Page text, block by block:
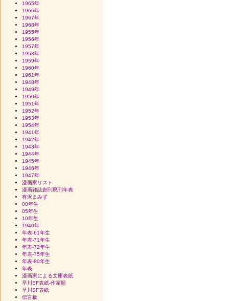
1965年
1966年
1967年
1968年
1955年
1956年
1957年
1958年
1959年
1960年
1961年
1948年
1949年
1950年
1951年
1952年
1953年
1954年
1941年
1942年
1943年
1944年
1945年
1946年
1947年
漫画家リスト
漫画雑誌創刊廃刊年表
有沢まみず
00年生
05年生
10年生
1940年
年表-61年生
年表-71年生
年表-72年生
年表-75年生
年表-80年生
年表
漫画家による文庫表紙
早川SF表紙-作家順
早川SF表紙
伝言板